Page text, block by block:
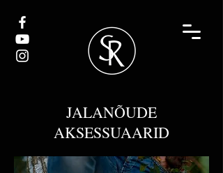
JALANÕUDE
AKSESSUAARID